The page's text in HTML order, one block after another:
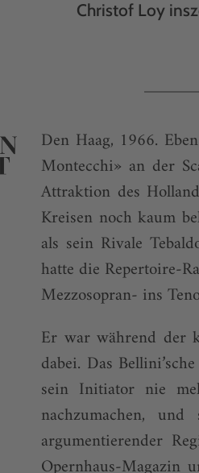
Christof Loy
Den Haag, 1966.
Montecchi» an der
Attraktion des
Kreisen noch kaum
als sein Rivale
hatte die Repertoire-
Mezzosopran- ins
Er war während der
dabei. Das
sein Initiator nie
nachzumachen,
argumentierender
Opernhaus-Magazin